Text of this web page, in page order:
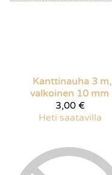
Kanttinauha 3 m,
valkoinen 10 mm
3,00 €
Heti saatavilla